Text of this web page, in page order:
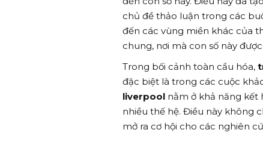
chủ đề thảo luận trong các
đến các vùng miền khác của
chung, nơi mà con số này
Trong bối cảnh toàn cầu hóa,
đặc biệt là trong các cuộc
liverpool nằm ở khả năng kết
nhiều thế hệ. Điều này không
mở ra cơ hội cho các nghiên